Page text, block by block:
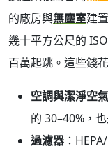
的廠房與無塵室建
幾十平方公尺的
百萬起跳。這些錢
空調與潔淨空
的 30–40%，
過濾器 ：